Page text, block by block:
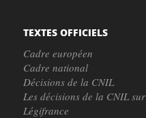
TEXTES OFFICIELS
Cadre européen
Cadre national
Décisions de la CNIL
Les décisions de la CNIL sur
Légifrance